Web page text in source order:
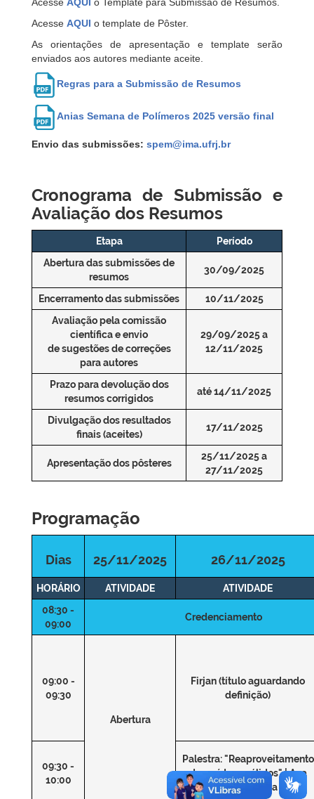
Acesse AQUI o template de Pôster.
As orientações de apresentação e template serão
enviados aos autores mediante aceite.
Regras para a Submissão de Resumos
Anias Semana de Polímeros 2025 versão final
Envio das submissões: spem@ima.ufrj.br
Cronograma de Submissão e
Avaliação dos Resumos
Etapa
Período
Abertura das submissões de
resumos
30/09/2025
Encerramento das submissões
10/11/2025
Avaliação pela comissão
científica e envio
de sugestões de correções
para autores
29/09/2025 a
12/11/2025
Prazo para devolução dos
resumos corrigidos
até 14/11/2025
Divulgação dos resultados
finais (aceites)
17/11/2025
Apresentação dos pôsteres
25/11/2025 a
27/11/2025
Programação
Dias 25/11/2025 26/11/2025
HORÁRIO ATIVIDADE
ATIVIDADE
08:30 -
09:00
Credenciamento
09:00 -
09:30
Abertura
Firjan (título aguardando
definição)
09:30 -
10:00
Palestra: "Reaproveitamento
de resíduos sólidos" | Ana
Lúcia Nazareth da Silva